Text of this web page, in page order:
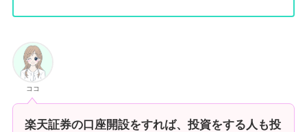
ココ
楽天証券の口座開設をすれば、投資をする人も投